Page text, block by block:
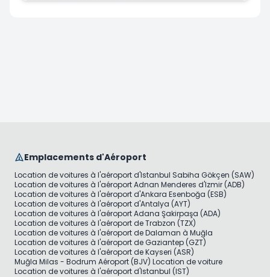
Emplacements d'Aéroport
Location de voitures à l'aéroport d'Istanbul Sabiha Gökçen (SAW)
Location de voitures à l'aéroport Adnan Menderes d'Izmir (ADB)
Location de voitures à l'aéroport d'Ankara Esenboğa (ESB)
Location de voitures à l'aéroport d'Antalya (AYT)
Location de voitures à l'aéroport Adana Şakirpaşa (ADA)
Location de voitures à l'aéroport de Trabzon (TZX)
Location de voitures à l'aéroport de Dalaman à Muğla
Location de voitures à l'aéroport de Gaziantep (GZT)
Location de voitures à l'aéroport de Kayseri (ASR)
Muğla Milas - Bodrum Aéroport (BJV) Location de voiture
Location de voitures à l'aéroport d'Istanbul (IST)